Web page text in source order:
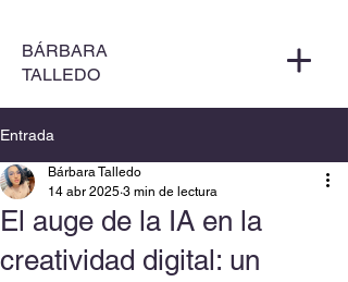
BÁRBARA
TALLEDO
Entrada
El auge de la IA en la
creatividad digital: un
Bárbara Talledo
14 abr 2025 3 min de lectura